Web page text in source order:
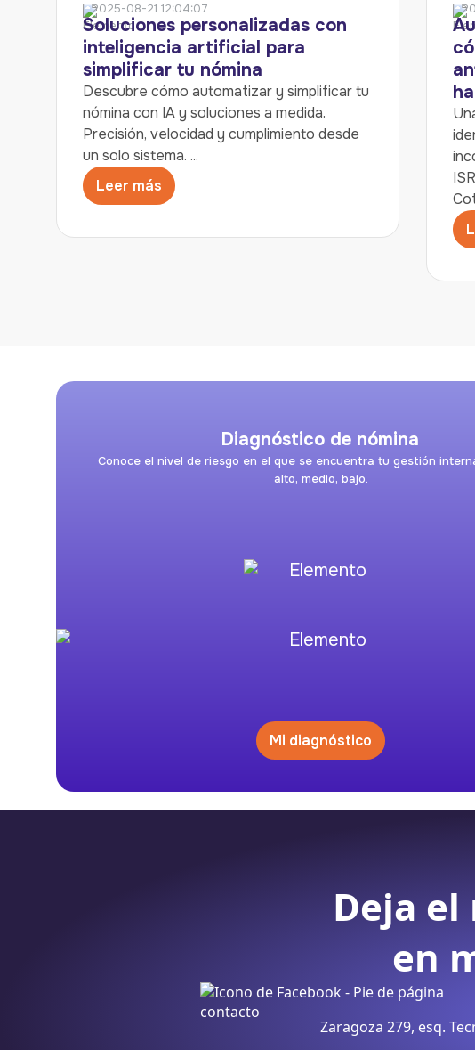
2025-08-21 12:04:07
Soluciones personalizadas con
inteligencia artificial para
simplificar tu nómina
Descubre cómo automatizar y simplificar tu
nómina con IA y soluciones a medida.
Precisión, velocidad y cumplimiento desde
un solo sistema. ...
Leer más
Diagnóstico de nómina
Conoce el nivel de riesgo en el que se encuentra tu gestión
alto, medio, bajo.
Mi diagnóstico
Deja
en
Zaragoza 279, esq.